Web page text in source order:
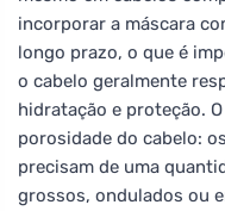
incorporar a máscara
longo prazo, o que é
o cabelo geralmente
hidratação e proteção.
porosidade do cabelo:
precisam de uma
grossos, ondulados ou